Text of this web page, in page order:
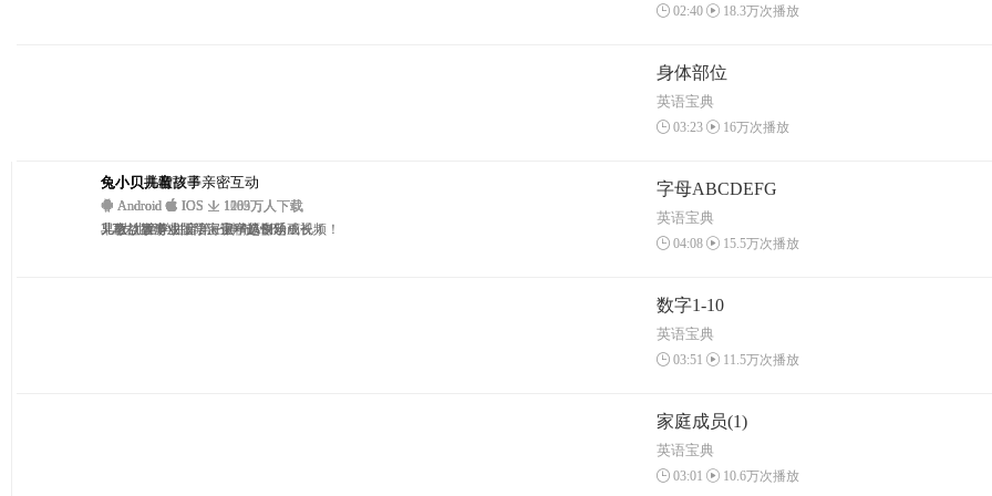
兔小贝拼音
Android IOS
1102万人下载
3-7岁儿童学拼音第一神奇APP
兔小贝—与孩子亲密互动
Android IOS
1235万人下载
早教益智游戏，陪宝宝一起快乐成长！
兔小贝儿歌
Android IOS
1203万人下载
儿歌、故事、国学、识字原创动画视频！
兔小贝儿童故事
Android IOS
1069万人下载
儿童故事专业版，海量精选专题！
02:40 18.3万次播放
身体部位
英语宝典
03:23 16万次播放
字母ABCDEFG
英语宝典
04:08 15.5万次播放
数字1-10
英语宝典
03:51 11.5万次播放
家庭成员(1)
英语宝典
03:01 10.6万次播放